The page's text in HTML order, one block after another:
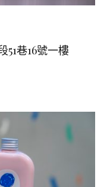
51巷16號一樓